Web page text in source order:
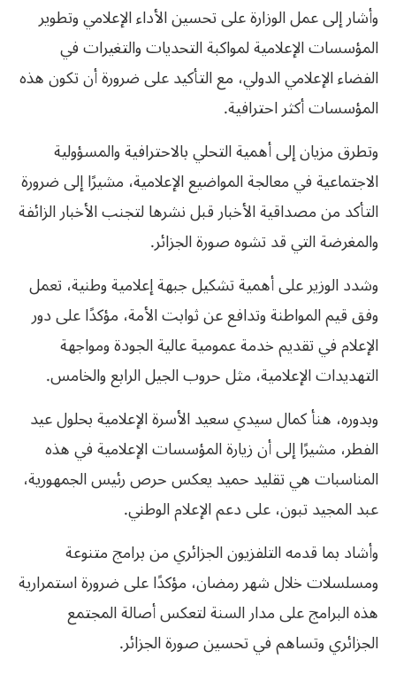
وأشار إلى عمل الوزارة على تحسين الأداء الإعلامي وتطوير
المؤسسات الإعلامية لمواكبة التحديات والتغيرات في
الفضاء الإعلامي الدولي، مع التأكيد على ضرورة أن تكون هذه
المؤسسات أكثر احترافية.
وتطرق مزيان إلى أهمية التحلي بالاحترافية والمسؤولية
الاجتماعية في معالجة المواضيع الإعلامية، مشيرًا إلى ضرورة
التأكد من مصداقية الأخبار قبل نشرها لتجنب الأخبار الزائفة
والمغرضة التي قد تشوه صورة الجزائر.
وشدد الوزير على أهمية تشكيل جبهة إعلامية وطنية، تعمل
وفق قيم المواطنة وتدافع عن ثوابت الأمة، مؤكدًا على دور
الإعلام في تقديم خدمة عمومية عالية الجودة ومواجهة
التهديدات الإعلامية، مثل حروب الجيل الرابع والخامس.
وبدوره، هنأ كمال سيدي سعيد الأسرة الإعلامية بحلول عيد
الفطر، مشيرًا إلى أن زيارة المؤسسات الإعلامية في هذه
المناسبات هي تقليد حميد يعكس حرص رئيس الجمهورية،
عبد المجيد تبون، على دعم الإعلام الوطني.
وأشاد بما قدمه التلفزيون الجزائري من برامج متنوعة
ومسلسلات خلال شهر رمضان، مؤكدًا على ضرورة استمرارية
هذه البرامج على مدار السنة لتعكس أصالة المجتمع
الجزائري وتساهم في تحسين صورة الجزائر.